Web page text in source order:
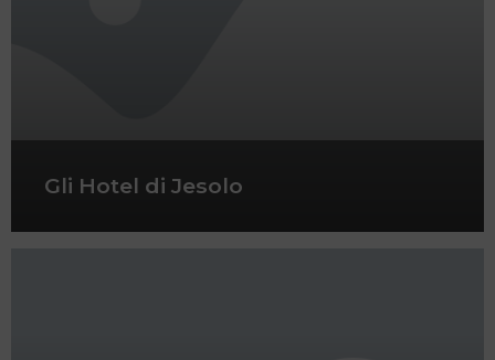
Gli Hotel di Jesolo